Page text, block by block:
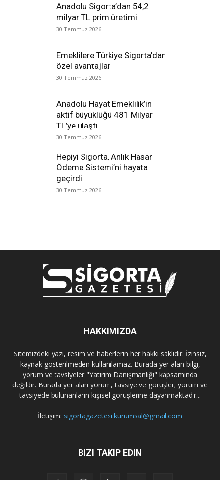
Anadolu Sigorta’dan 54,2
milyar TL prim üretimi
30 Temmuz 2026
Emeklilere Türkiye Sigorta’dan
özel avantajlar
30 Temmuz 2026
Anadolu Hayat Emeklilik’in
aktif büyüklüğü 481 Milyar
TL’ye ulaştı
30 Temmuz 2026
Hepiyi Sigorta, Anlık Hasar
Ödeme Sistemi’ni hayata
geçirdi
30 Temmuz 2026
HAKKIMIZDA
Sitemizdeki yazı, resim ve haberlerin her hakkı saklıdır. İzinsiz,
kaynak gösterilmeden kullanılamaz. Burada yer alan bilgi,
yorum ve tavsiyeler "Yatırım Danışmanlığı" kapsamında
değildir. Burada yer alan yorum, tavsiye ve görüşler; yorum ve
tavsiyede bulunanların kişisel görüşlerine dayanmaktadır...
İletişim: sigortagazetesi.kurumsal@gmail.com
BIZI TAKIP EDIN